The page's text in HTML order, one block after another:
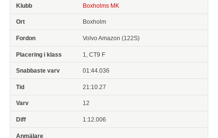
Boxholms MK
Boxholm
Volvo Amazon (122S)
1, CT9 F
01:44.036
21:10.27
12
1:12.006